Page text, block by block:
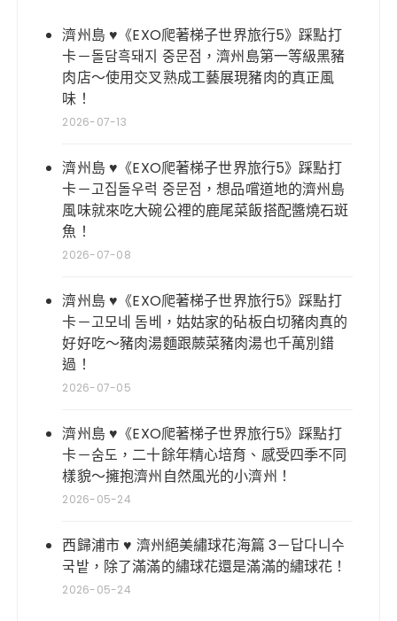
濟州島 ♥《EXO爬著梯子世界旅行5》踩點打
卡－돌담흑돼지 중문점，濟州島第一等級黑豬
肉店～使用交叉熟成工藝展現豬肉的真正風
味！
2026-07-13
濟州島 ♥《EXO爬著梯子世界旅行5》踩點打
卡－고집돌우럭 중문점，想品嚐道地的濟州島
風味就來吃大碗公裡的鹿尾菜飯搭配醬燒石斑
魚！
2026-07-08
濟州島 ♥《EXO爬著梯子世界旅行5》踩點打
卡－고모네 돔베，姑姑家的砧板白切豬肉真的
好好吃～豬肉湯麵跟蕨菜豬肉湯也千萬別錯
過！
2026-07-05
濟州島 ♥《EXO爬著梯子世界旅行5》踩點打
卡－숨도，二十餘年精心培育、感受四季不同
樣貌～擁抱濟州自然風光的小濟州！
2026-05-24
西歸浦市 ♥ 濟州絕美繡球花海篇 3－답다니수
국밭，除了滿滿的繡球花還是滿滿的繡球花！
2026-05-24